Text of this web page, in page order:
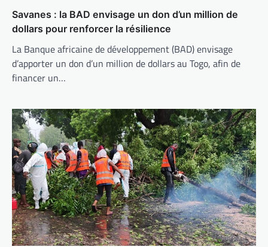
Savanes : la BAD envisage un don d’un million de
dollars pour renforcer la résilience
La Banque africaine de développement (BAD) envisage
d’apporter un don d’un million de dollars au Togo, afin de
financer un…